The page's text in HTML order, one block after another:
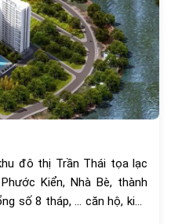
đô thị Trần Thái tọa lạc
Kiển, Nhà Bè, thành
số 8 tháp, ... căn hộ, kiểu
Thiết kế studio, 1